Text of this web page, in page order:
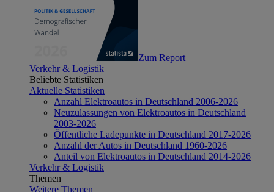
Zum Report
Verkehr & Logistik
Beliebte Statistiken
Aktuelle Statistiken
Anzahl Elektroautos in Deutschland 2006-2026
Neuzulassungen von Elektroautos in Deutschland
2003-2026
Öffentliche Ladepunkte in Deutschland 2017-2026
Anzahl der Autos in Deutschland 1960-2026
Anteil von Elektroautos in Deutschland 2014-2026
Verkehr & Logistik
Themen
Weitere Themen